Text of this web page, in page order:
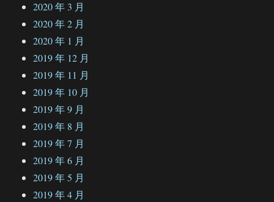
2020 年 3 月
2020 年 2 月
2020 年 1 月
2019 年 12 月
2019 年 11 月
2019 年 10 月
2019 年 9 月
2019 年 8 月
2019 年 7 月
2019 年 6 月
2019 年 5 月
2019 年 4 月